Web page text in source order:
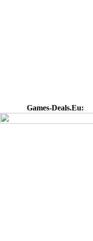
Games-Deals.Eu: